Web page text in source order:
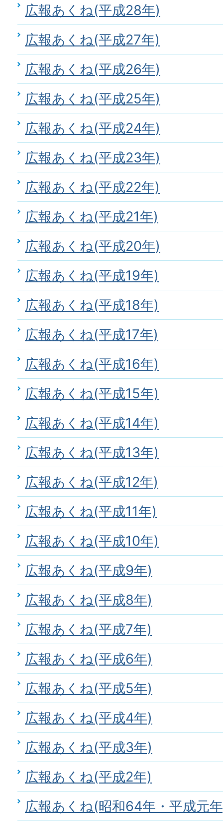
広報あくね(平成28年)
広報あくね(平成27年)
広報あくね(平成26年)
広報あくね(平成25年)
広報あくね(平成24年)
広報あくね(平成23年)
広報あくね(平成22年)
広報あくね(平成21年)
広報あくね(平成20年)
広報あくね(平成19年)
広報あくね(平成18年)
広報あくね(平成17年)
広報あくね(平成16年)
広報あくね(平成15年)
広報あくね(平成14年)
広報あくね(平成13年)
広報あくね(平成12年)
広報あくね(平成11年)
広報あくね(平成10年)
広報あくね(平成9年)
広報あくね(平成8年)
広報あくね(平成7年)
広報あくね(平成6年)
広報あくね(平成5年)
広報あくね(平成4年)
広報あくね(平成3年)
広報あくね(平成2年)
広報あくね(昭和64年・平成元